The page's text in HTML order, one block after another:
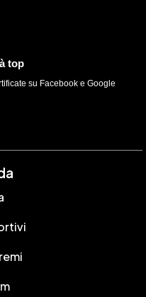
top
su Facebook e Google